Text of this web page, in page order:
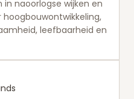
naoorlogse wijken en
leefbaarheid en